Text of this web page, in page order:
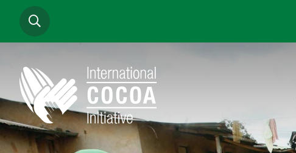
contenu
RECHERCHER